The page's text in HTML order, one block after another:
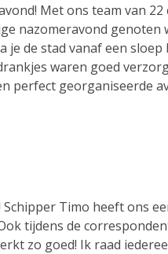
Met ons team van
nazomeravond
je de stad vanaf een
waren goed
perfect georganiseerde
Timo heeft ons
tijdens de
zo goed! Ik raad